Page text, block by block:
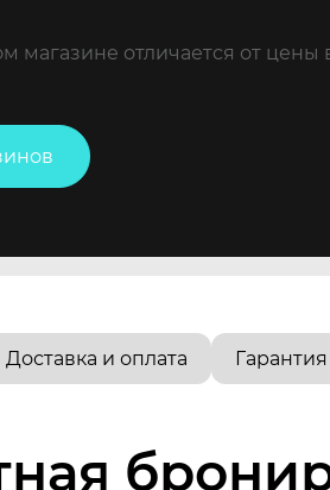
магазине отличается от цены
Доставка и оплата